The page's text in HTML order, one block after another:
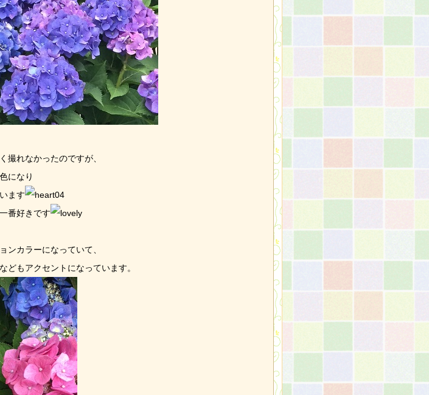
撮れなかったのですが、
になり
ます
番好きです
ンカラーになっていて、
どもアクセントになっています。